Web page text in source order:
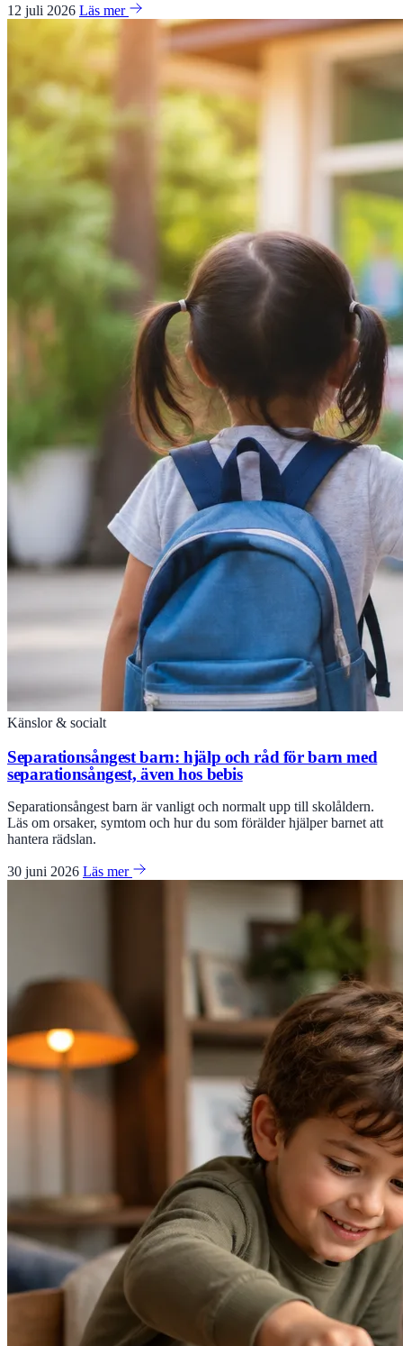
12 juli 2026 Läs mer
Känslor & socialt
Separationsångest barn: hjälp och råd för barn med
separationsångest, även hos bebis
Separationsångest barn är vanligt och normalt upp till skolåldern.
Läs om orsaker, symtom och hur du som förälder hjälper barnet att
hantera rädslan.
30 juni 2026 Läs mer